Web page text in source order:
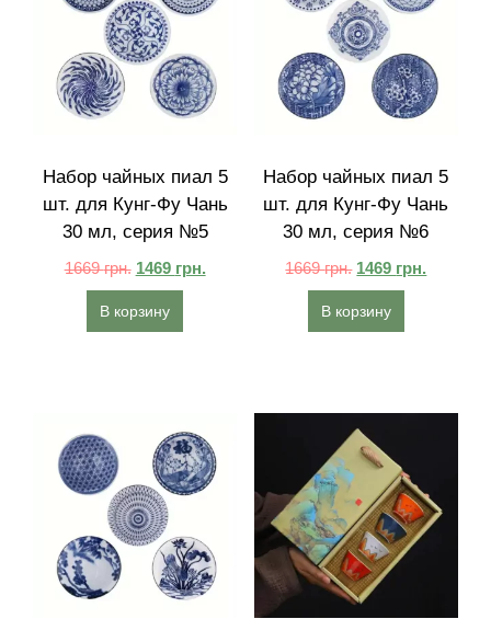
Набор чайных пиал 5
шт. для Кунг-Фу Чань
30 мл, серия №5
1669грн. 1469 грн.
В корзину
Набор чайных пиал 5
шт. для Кунг-Фу Чань
30 мл, серия №6
1669грн. 1469 грн.
В корзину